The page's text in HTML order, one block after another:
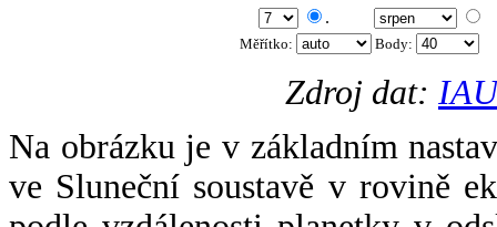
.
Měřítko: Body:
Zdroj dat:
Na obrázku je v základním
ve Sluneční soustavě v rovině